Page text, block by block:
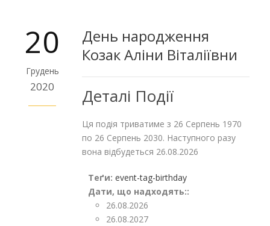
20
Грудень
2020
День народження
Козак Аліни Віталіївни
Деталі Події
Ця подія триватиме з 26 Серпень 1970
по 26 Серпень 2030. Наступного разу
вона відбудеться 26.08.2026
Теґи: event-tag-birthday
Дати, що надходять::
26.08.2026
26.08.2027